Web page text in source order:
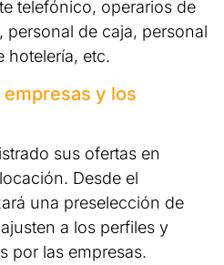
telefónico, operarios de
personal de caja, personal
hotelería, etc.
y los
sus ofertas en
Desde el
una preselección de
a los perfiles y
por las empresas.